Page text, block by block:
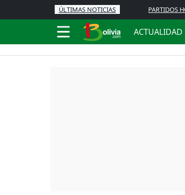
ÚLTIMAS NOTICIAS PARTIDOS
ACTUALIDAD